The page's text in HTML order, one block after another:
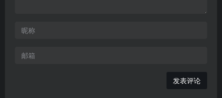
发表评论